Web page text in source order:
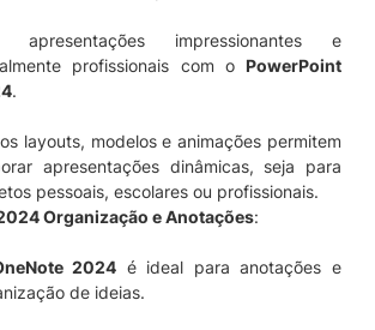
apresentações impressionantes e
profissionais com o PowerPoint
.
layouts, modelos e animações permitem
apresentações dinâmicas, seja para
pessoais, escolares ou profissionais.
Organização e Anotações:
2024 é ideal para anotações e
de ideias.